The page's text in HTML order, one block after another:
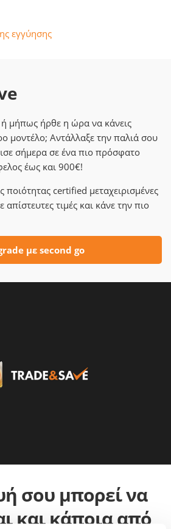
εγγύησης
ή μήπως ήρθε η ώρα να κάνεις
μοντέλο; Αντάλλαξε την παλιά σου
σήμερα σε ένα πιο πρόσφατο
έως και 900€!
certified μεταχειρισμένες
τιμές και κάνε την πιο
με second go
σου μπορεί να
και κάποια από